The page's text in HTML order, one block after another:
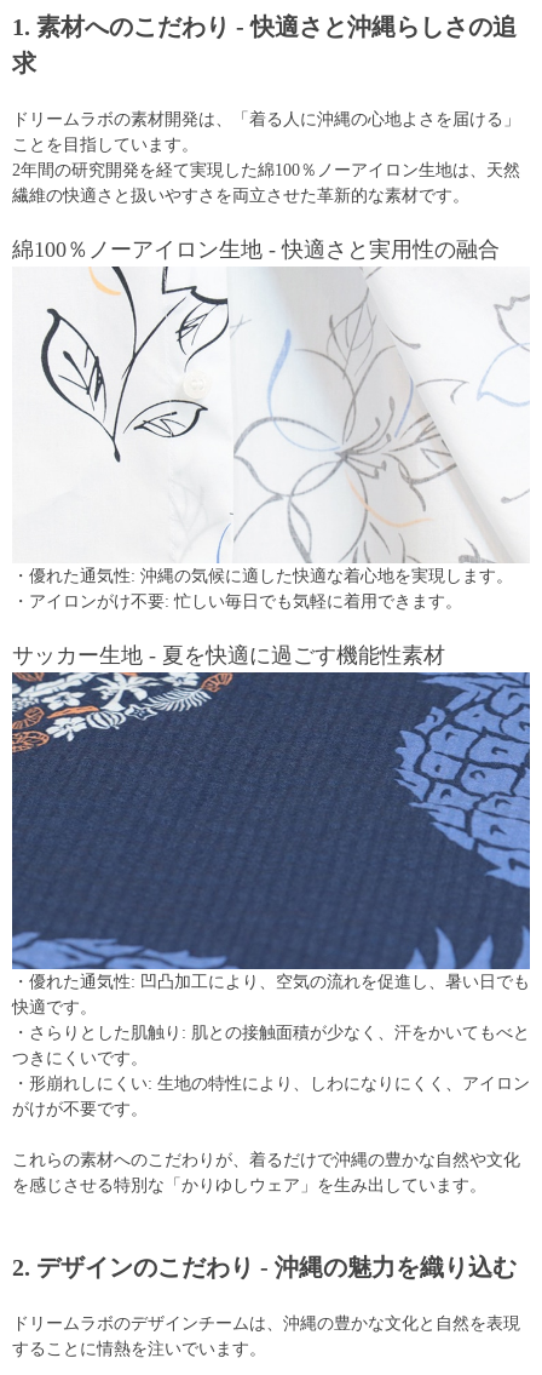
1. 素材へのこだわり - 快適さと沖縄らしさの追
求
ドリームラボの素材開発は、「着る人に沖縄の心地よさを届ける」
ことを目指しています。
2年間の研究開発を経て実現した綿100％ノーアイロン生地は、天然
繊維の快適さと扱いやすさを両立させた革新的な素材です。
綿100％ノーアイロン生地 - 快適さと実用性の融合
・優れた通気性: 沖縄の気候に適した快適な着心地を実現します。
・アイロンがけ不要: 忙しい毎日でも気軽に着用できます。
サッカー生地 - 夏を快適に過ごす機能性素材
・優れた通気性: 凹凸加工により、空気の流れを促進し、暑い日でも
快適です。
・さらりとした肌触り: 肌との接触面積が少なく、汗をかいてもべと
つきにくいです。
・形崩れしにくい: 生地の特性により、しわになりにくく、アイロン
がけが不要です。
これらの素材へのこだわりが、着るだけで沖縄の豊かな自然や文化
を感じさせる特別な「かりゆしウェア」を生み出しています。
2. デザインのこだわり - 沖縄の魅力を織り込む
ドリームラボのデザインチームは、沖縄の豊かな文化と自然を表現
することに情熱を注いでいます。